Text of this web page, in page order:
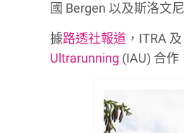
國 Bergen 以及斯洛文
據路透社報道 ，ITRA
Ultrarunning (IAU) 合作